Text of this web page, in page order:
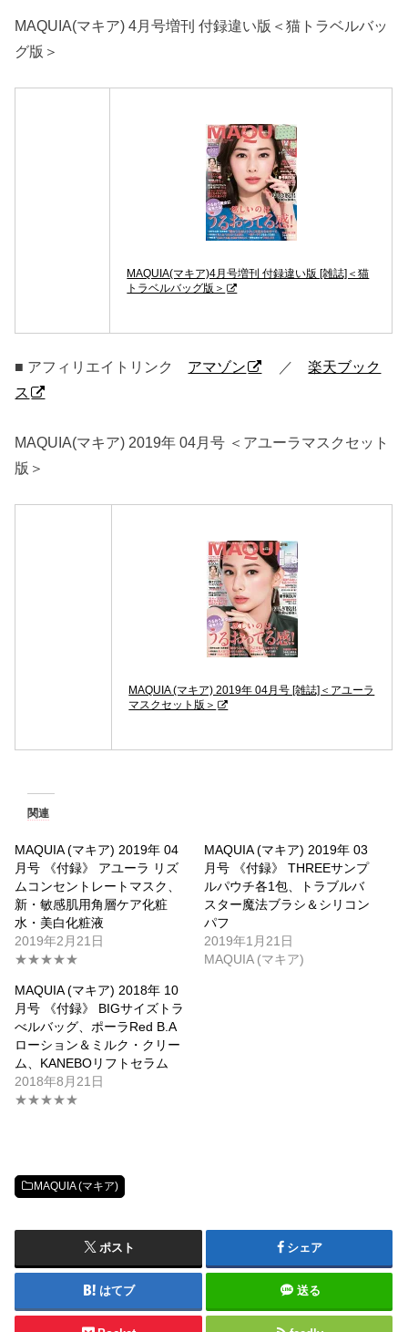
MAQUIA(マキア) 4月号増刊 付録違い版＜猫トラベルバッ
グ版＞
MAQUIA(マキア)4月号増刊 付録違い版 [雑誌]＜猫
トラベルバッグ版＞
■ アフィリエイトリンク アマゾン ／楽天ブック
ス
MAQUIA(マキア) 2019年 04月号 ＜アユーラマスクセット
版＞
MAQUIA (マキア) 2019年 04月号 [雑誌]＜アユーラ
マスクセット版＞
関連
MAQUIA (マキア) 2019年 04
月号 《付録》 アユーラ リズ
ムコンセントレートマスク、
新・敏感肌用角層ケア化粧
水・美白化粧液
2019年2月21日
★★★★★
MAQUIA (マキア) 2019年 03
月号 《付録》 THREEサンプ
ルパウチ各1包、トラブルバ
スター魔法ブラシ＆シリコン
パフ
2019年1月21日
MAQUIA (マキア)
MAQUIA (マキア) 2018年 10
月号 《付録》 BIGサイズトラ
べルバッグ、ポーラRed B.A
ローション＆ミルク・クリー
ム、KANEBOリフトセラム
2018年8月21日
★★★★★
MAQUIA (マキア)
ポスト シェア
はてブ 送る